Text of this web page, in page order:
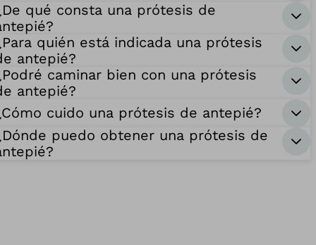
qué consta una prótesis de
quién está indicada una prótesis
antepié?
caminar bien con una prótesis
antepié?
cuido una prótesis de antepié?
puedo obtener una prótesis de